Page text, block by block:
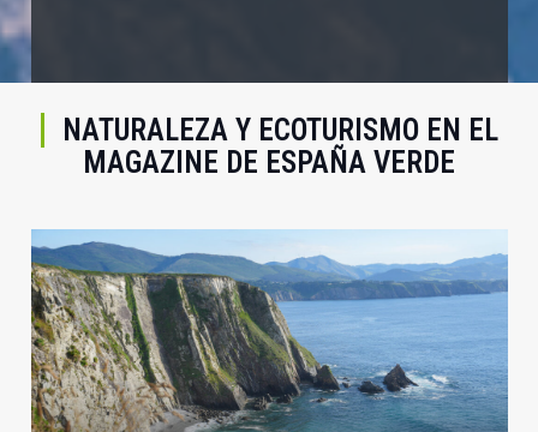
NATURALEZA Y ECOTURISMO EN EL
MAGAZINE DE ESPAÑA VERDE